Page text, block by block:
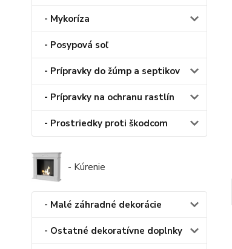
- Mykoríza
- Posypová soľ
- Prípravky do žúmp a septikov
- Prípravky na ochranu rastlín
- Prostriedky proti škodcom
- Kúrenie
- Malé záhradné dekorácie
- Ostatné dekoratívne doplnky